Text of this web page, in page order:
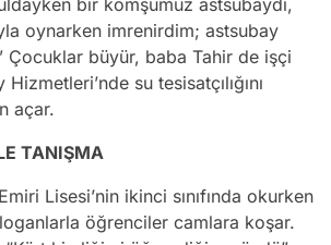
bir komşumuz astsubaydı,
oynarken imrenirdim; astsubay
Çocuklar büyür, baba Tahir de işçi
su tesisatçılığını
açar.
TANIŞMA
Lisesi’nin ikinci sınıfında okurken
öğrenciler camlara koşar.